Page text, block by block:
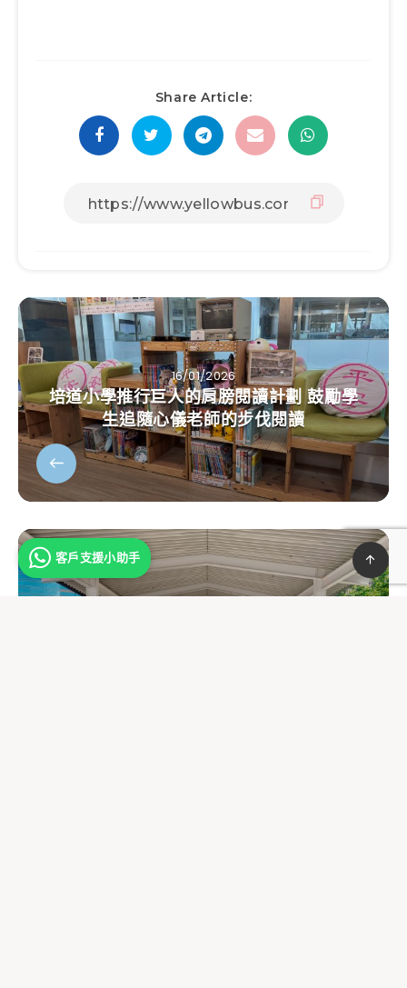
Share Article:
16/01/2026
培道小學推行巨人的肩膀閱讀計劃 鼓勵學
生追隨心儀老師的步伐閱讀
客戶支援小助手